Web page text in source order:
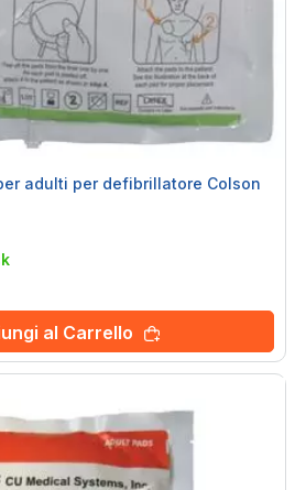
adulti per defibrillatore Colson
al Carrello